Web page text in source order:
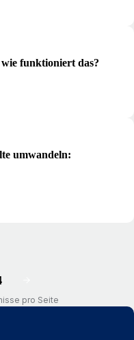
funktioniert das?
umwandeln:
pro Seite